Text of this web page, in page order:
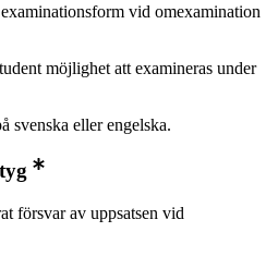
vid omexamination
möjlighet att examineras under
svenska eller engelska.
försvar av uppsatsen vid